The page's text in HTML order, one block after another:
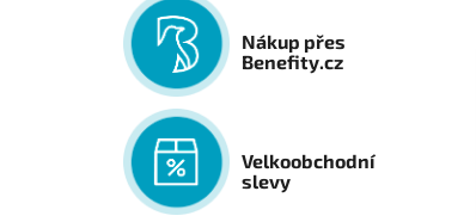
Nákup přes
Benefity.cz
Velkoobchodní
slevy